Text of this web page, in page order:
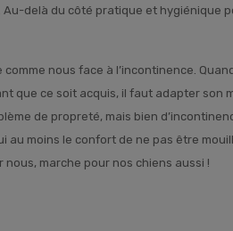
Au-delà du côté pratique et hygiénique
nous face à l’incontinence.
que ce soit acquis, il faut adapter son
de propreté, mais bien
au moins le confort de ne pas être
marche pour nos chiens aussi !